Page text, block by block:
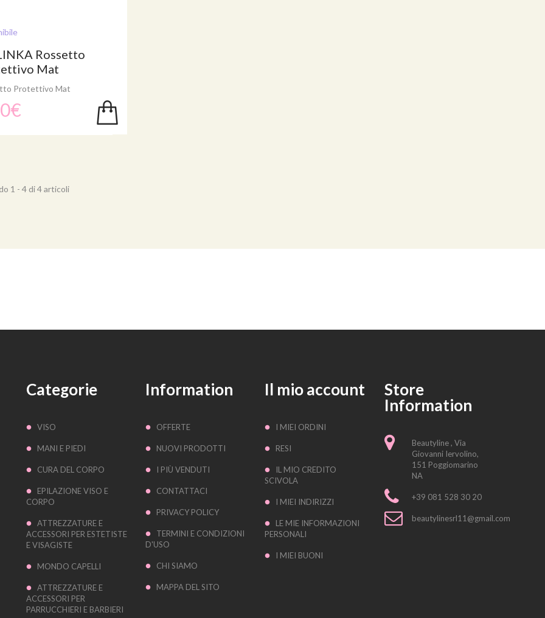
Rossetto
Mat
Protettivo Mat
1 - 4 di 4 articoli
Categorie
VISO
MANI E PIEDI
CURA DEL CORPO
EPILAZIONE VISO E
CORPO
ATTREZZATURE E
ACCESSORI PER ESTETISTE
E VISAGISTE
MONDO CAPELLI
ATTREZZATURE E
ACCESSORI PER
PARRUCCHIERI E BARBIERI
Information
OFFERTE
NUOVI PRODOTTI
I PIÙ VENDUTI
CONTATTACI
PRIVACY POLICY
TERMINI E CONDIZIONI
D'USO
CHI SIAMO
MAPPA DEL SITO
Il mio account
I MIEI ORDINI
RESI
IL MIO CREDITO
SCIVOLA
I MIEI INDIRIZZI
LE MIE INFORMAZIONI
PERSONALI
I MIEI BUONI
Store
Information
Beautyline , Via
Giovanni Iervolino,
151 Poggiomarino
NA
+39 081 528 30 20
beautylinesrl11@gmail.com